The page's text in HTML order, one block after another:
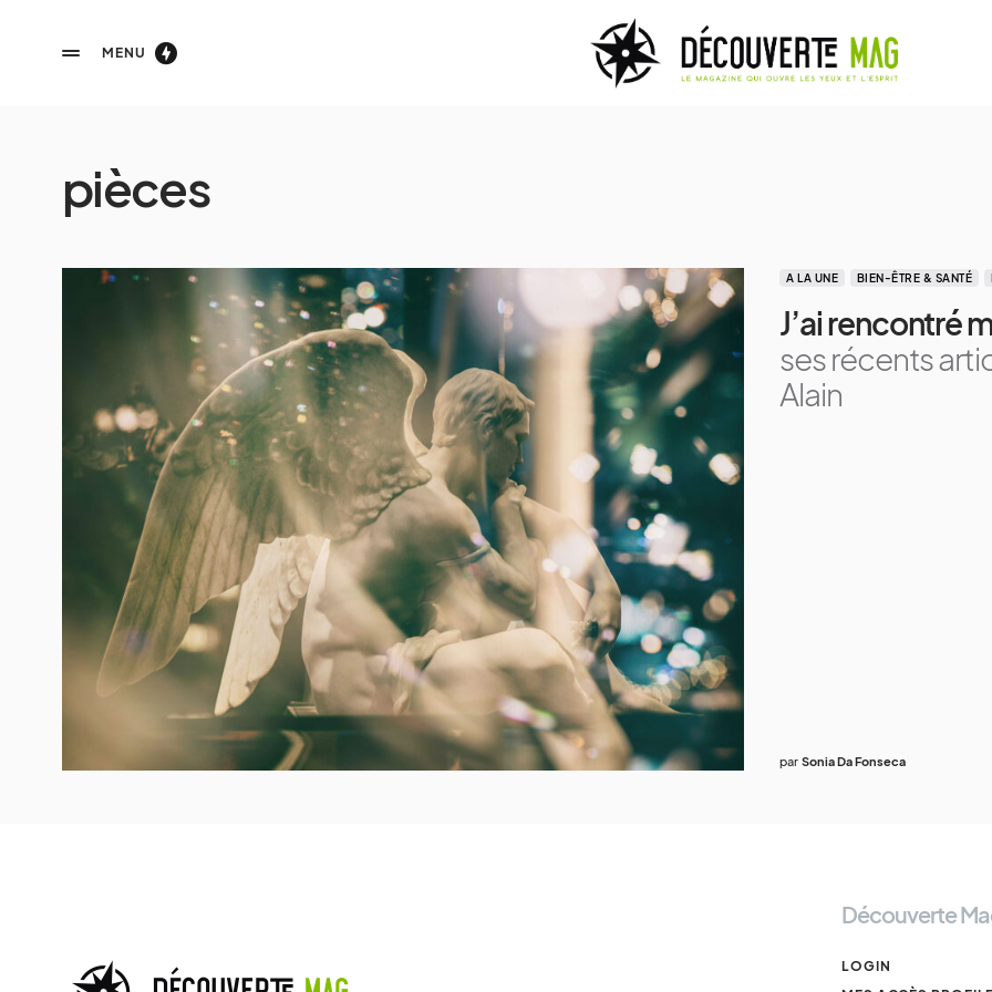
MENU
pièces
A LA UNE BIEN-ÊTRE & SANTÉ
J’ai rencontré
ses récents
Alain
par Sonia Da Fonseca
Découverte
LOGIN